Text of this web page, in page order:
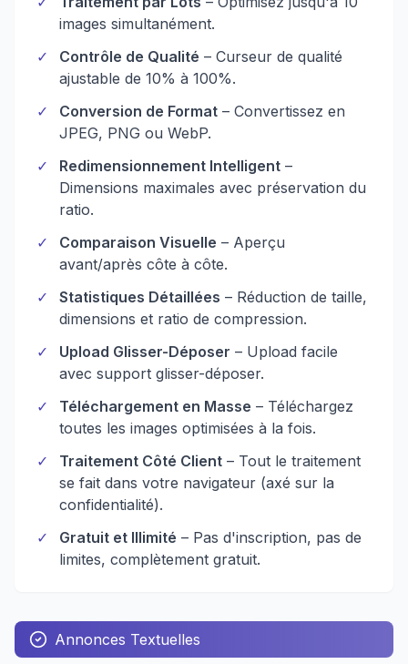
images simultanément.
✓
Contrôle de Qualité – Curseur de qualité
ajustable de 10% à 100%.
✓
Conversion de Format – Convertissez en
JPEG, PNG ou WebP.
✓
Redimensionnement Intelligent –
Dimensions maximales avec préservation du
ratio.
✓
Comparaison Visuelle – Aperçu
avant/après côte à côte.
✓
Statistiques Détaillées – Réduction de taille,
dimensions et ratio de compression.
✓
Upload Glisser-Déposer – Upload facile
avec support glisser-déposer.
✓
Téléchargement en Masse – Téléchargez
toutes les images optimisées à la fois.
✓
Traitement Côté Client – Tout le traitement
se fait dans votre navigateur (axé sur la
confidentialité).
✓
Gratuit et Illimité – Pas d'inscription, pas de
limites, complètement gratuit.
Annonces Textuelles